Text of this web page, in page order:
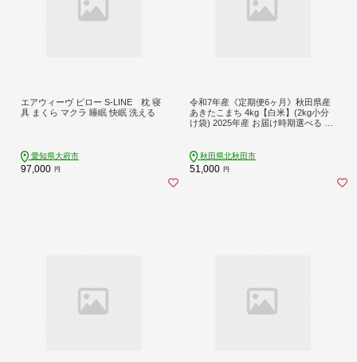
エアウィーヴ ピロー S-LINE 枕 寝
具 まくら マクラ 睡眠 快眠 洗える
愛知県大府市
97,000 円
令和7年産《定期便6ヶ月》秋田県産
あきたこまち 4kg【白米】(2kg小分
け袋) 2025年産 お届け時期選べる お
たこまち 米どころ 東北 北秋田市 定
期便 毎月お届け]
秋田県北秋田市
51,000 円